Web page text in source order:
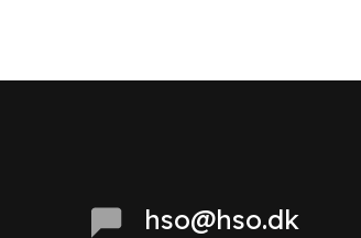
hso@hso.dk